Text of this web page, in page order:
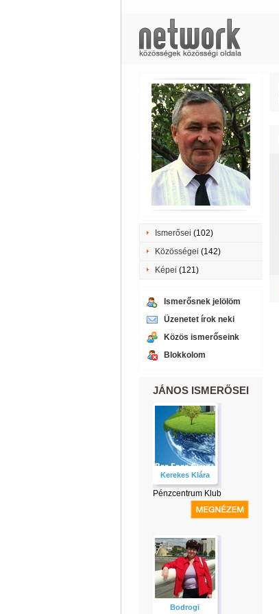
Ismerősei (102)
Közösségei (142)
Képei (121)
Ismerősnek jelölöm
Üzenetet írok neki
Közös ismerőseink
Blokkolom
JÁNOS ISMERŐSEI
Kerekes Klára
Pénzcentrum Klub
Bodrogi